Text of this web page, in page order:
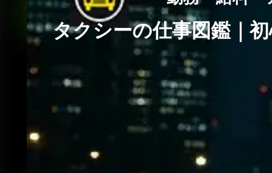
タクシーの仕事図鑑｜